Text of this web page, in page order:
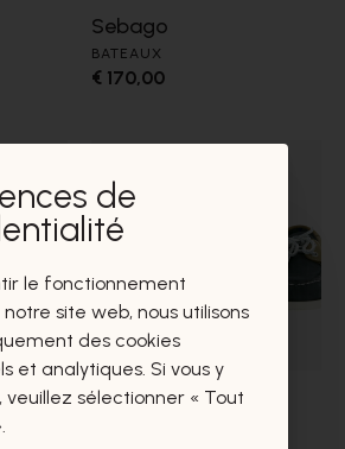
Sebago
BATEAUX
€ 170,00
Sebago
de
le fonctionnement
site web, nous utilisons
des cookies
et analytiques. Si vous y
veuillez sélectionner « Tout